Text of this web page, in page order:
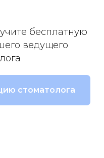
бесплатную
ведущего
стоматолога